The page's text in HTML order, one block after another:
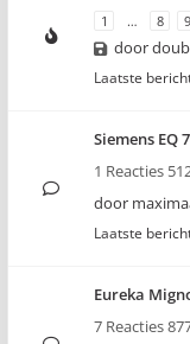
1 … 8 9
door
Laatste
Siemens EQ
1 Reacties
door
Laatste
Eureka
7 Reacties